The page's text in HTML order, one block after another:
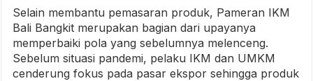
Selain membantu pemasaran produk, Pameran IKM
Bali Bangkit merupakan bagian dari upayanya
memperbaiki pola yang sebelumnya melenceng.
Sebelum situasi pandemi, pelaku IKM dan UMKM
cenderung fokus pada pasar ekspor sehingga produk